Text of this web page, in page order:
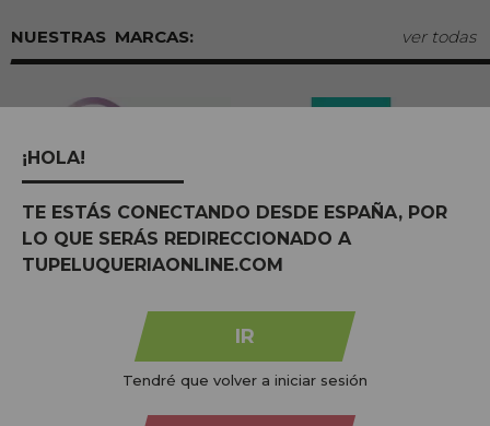
MARCAS: ver todas
Tu Peluquería Online S.L.U.
dedicamo-nos à venda de
produtos para cabeleireiro e beleza, oferecendo uma vasta
gama ao seu alcance económico e profissional. Temos preços
¡HOLA!
TE ESTÁS CONECTANDO DESDE ESPAÑA, POR
LO QUE SERÁS REDIRECCIONADO A
TUPELUQUERIAONLINE.COM
IR
Tendré que volver a iniciar sesión